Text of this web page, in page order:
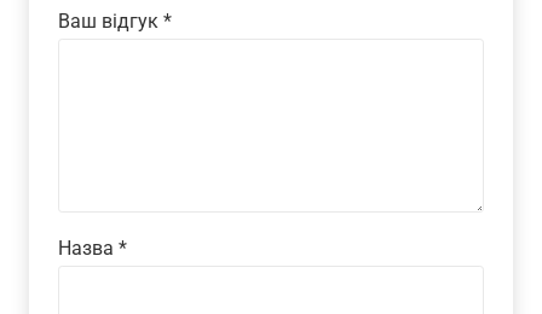
Ваш відгук *
Назва *